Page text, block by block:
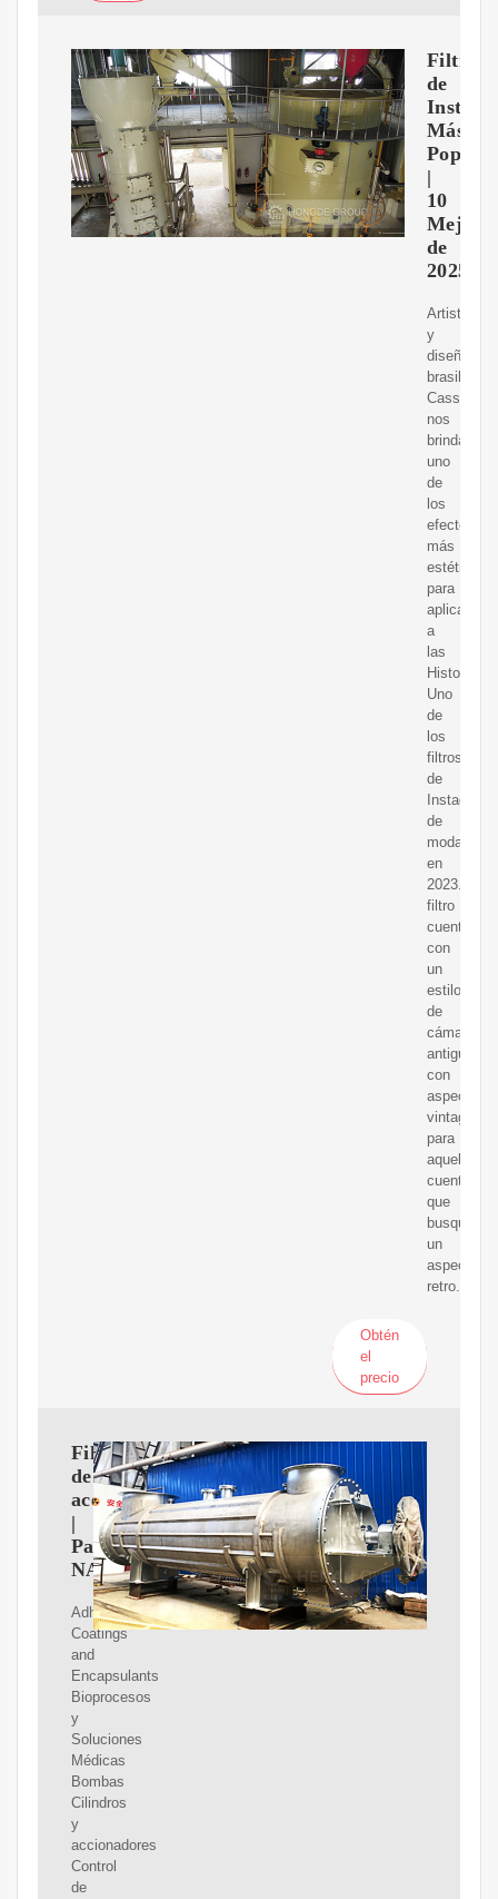
Filtros
de
Más
|
10
de
2025
Artista
y
diseñador
brasilero,
Cassiano,
nos
brinda
uno
de
los
efectos
más
estéticos
para
aplicar
a
las
Historias.
Uno
de
los
filtros
de
Instagram
de
moda
en
2023.Este
filtro
cuenta
con
un
estilo
de
cámara
antigua
con
aspectos
vintage
para
aquellas
cuentas
que
busquen
un
aspecto
retro.
Obtén
el
precio
Filtros
de
aceite
|
Parker
NA
Adhesives,
Coatings
and
Encapsulants
Bioprocesos
y
Soluciones
Médicas
Bombas
Cilindros
y
accionadores
Control
de